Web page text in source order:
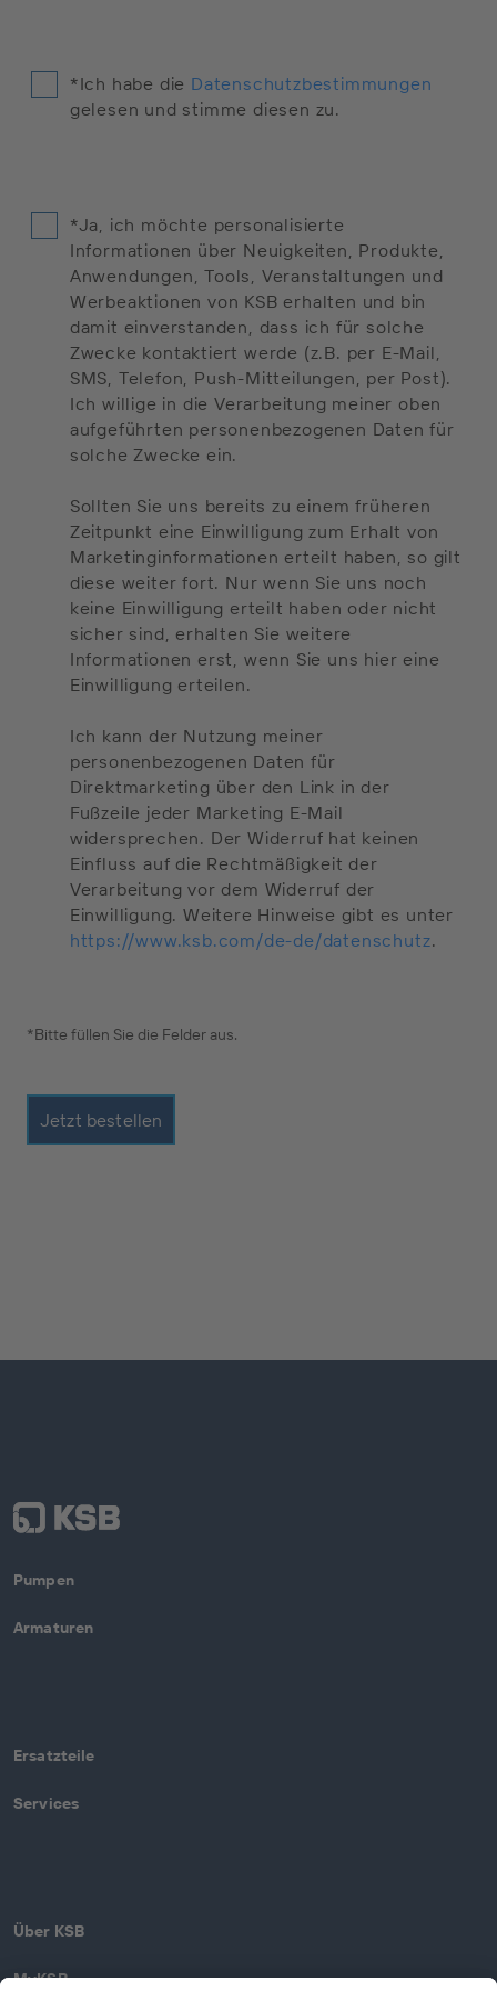
*Ich habe die Datenschutzbestimmungen
gelesen und stimme diesen zu.
*Ja, ich möchte personalisierte
Informationen über Neuigkeiten, Produkte,
Anwendungen, Tools, Veranstaltungen und
Werbeaktionen von KSB erhalten und bin
damit einverstanden, dass ich für solche
Zwecke kontaktiert werde (z.B. per E-Mail,
SMS, Telefon, Push-Mitteilungen, per Post).
Ich willige in die Verarbeitung meiner oben
aufgeführten personenbezogenen Daten für
solche Zwecke ein.
Sollten Sie uns bereits zu einem früheren
Zeitpunkt eine Einwilligung zum Erhalt von
Marketinginformationen erteilt haben, so gilt
diese weiter fort. Nur wenn Sie uns noch
keine Einwilligung erteilt haben oder nicht
sicher sind, erhalten Sie weitere
Informationen erst, wenn Sie uns hier eine
Einwilligung erteilen.
Ich kann der Nutzung meiner
personenbezogenen Daten für
Direktmarketing über den Link in der
Fußzeile jeder Marketing E-Mail
widersprechen. Der Widerruf hat keinen
Einfluss auf die Rechtmäßigkeit der
Verarbeitung vor dem Widerruf der
Einwilligung. Weitere Hinweise gibt es unter
https://www.ksb.com/de-de/datenschutz.
*Bitte füllen Sie die Felder aus.
Jetzt bestellen
Pumpen
Armaturen
Ersatzteile
Services
Über KSB
MyKSB